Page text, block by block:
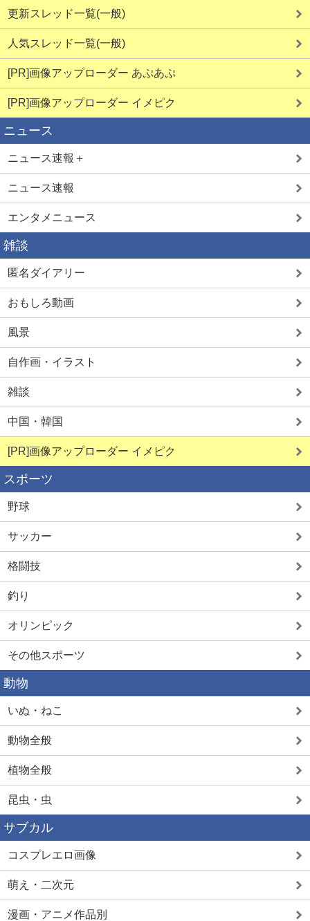
更新スレッド一覧(一般)
人気スレッド一覧(一般)
[PR]画像アップローダー あぷあぷ
[PR]画像アップローダー イメピク
ニュース
ニュース速報＋
ニュース速報
エンタメニュース
雑談
匿名ダイアリー
おもしろ動画
風景
自作画・イラスト
雑談
中国・韓国
[PR]画像アップローダー イメピク
スポーツ
野球
サッカー
格闘技
釣り
オリンピック
その他スポーツ
動物
いぬ・ねこ
動物全般
植物全般
昆虫・虫
サブカル
コスプレエロ画像
萌え・二次元
漫画・アニメ作品別